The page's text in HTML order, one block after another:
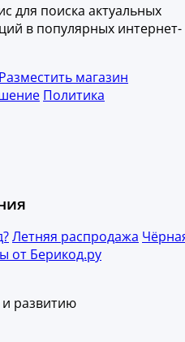
для поиска актуальных
в популярных интернет-
Разместить магазин
Политика
Летняя распродажа
от Берикод.ру
развитию